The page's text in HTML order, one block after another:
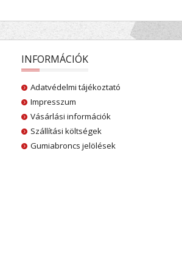
INFORMÁCIÓK
Adatvédelmi tájékoztató
Impresszum
Vásárlási információk
Szállítási költségek
Gumiabroncs jelölések